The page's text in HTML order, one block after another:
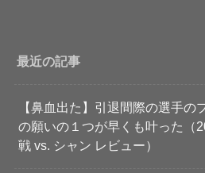
最近の記事
【鼻血出た】引退間際の選手の
の願いの１つが早くも叶った（
戦 vs. シャン レビュー）